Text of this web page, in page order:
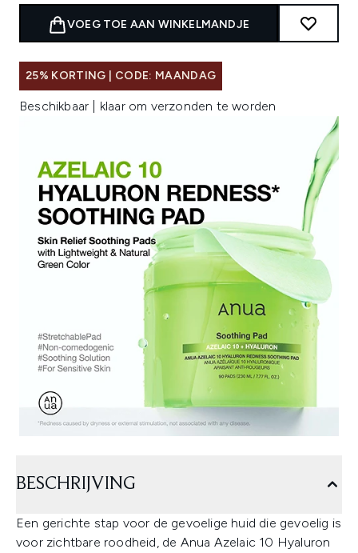
VOEG TOE AAN WINKELMANDJE
25% KORTING | CODE: MAANDAG
Beschikbaar | klaar om verzonden te worden
BESCHRIJVING
Een gerichte stap voor de gevoelige huid die gevoelig is
voor zichtbare roodheid, de Anua Azelaic 10 Hyaluron